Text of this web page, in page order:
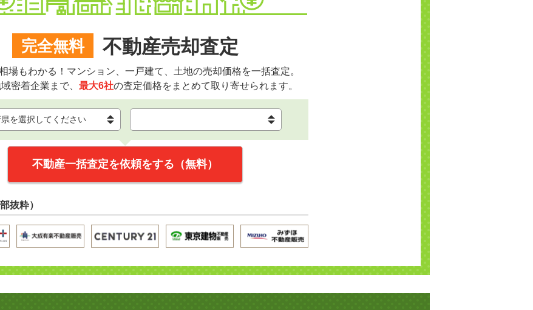
完全無料 不動産売却査定
場もわかる！マンション、一戸建て、土地の売却価格を一括査定。
密着企業まで、 最大6社の査定価格をまとめて取り寄せられます。
不動産一括査定を依頼をする（無料）
抜粋）